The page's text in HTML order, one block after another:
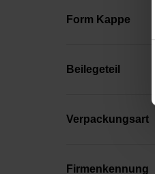
Form Kappe
Beilegeteil
Verpackungsart
Firmenkennung